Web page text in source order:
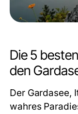
Die 5
den
Der Gardasee,
wahres